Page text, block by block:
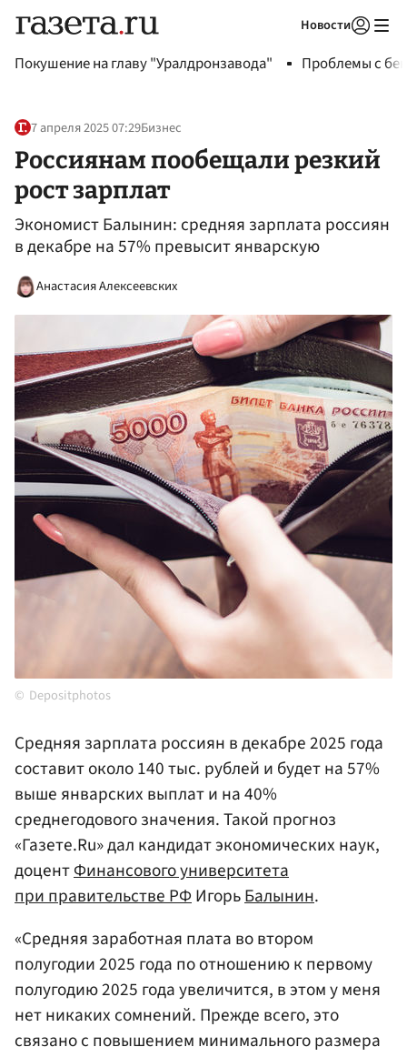
Новости
Покушение на главу "Уралдронзавода" Проблемы с
7 апреля 2025 07:29Бизнес
Россиянам пообещали резкий
рост зарплат
Экономист Балынин: средняя зарплата россиян
в декабре на 57% превысит январскую
Анастасия Алексеевских
Depositphotos
Средняя зарплата россиян в декабре 2025 года
составит около 140 тыс. рублей и будет на 57%
выше январских выплат и на 40%
среднегодового значения. Такой прогноз
«Газете.Ru» дал кандидат экономических наук,
доцентФинансового университета
при правительстве РФИгорьБалынин.
«Средняя заработная плата во втором
полугодии 2025 года по отношению к первому
полугодию 2025 года увеличится, в этом у меня
нет никаких сомнений. Прежде всего, это
связано с повышением минимального размера